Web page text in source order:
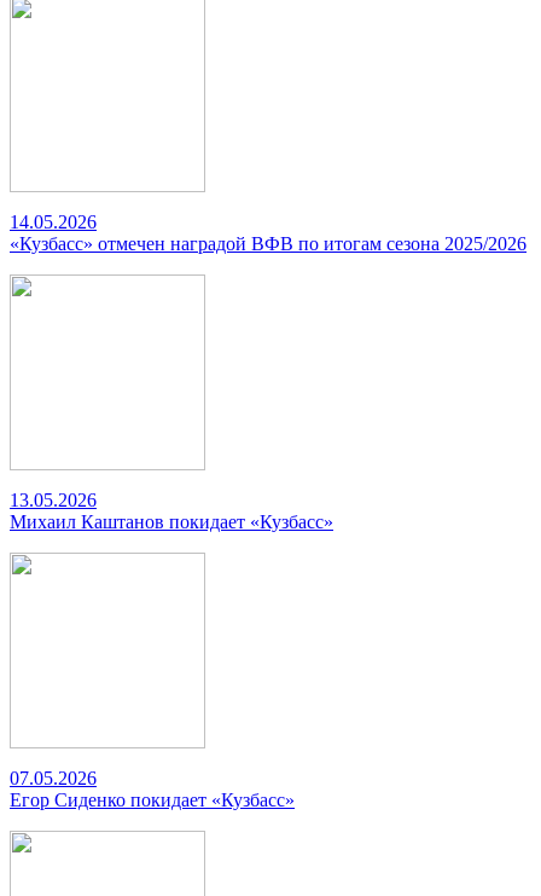
14.05.2026
«Кузбасс» отмечен наградой ВФВ по итогам сезона 2025/2026
13.05.2026
Михаил Каштанов покидает «Кузбасс»
07.05.2026
Егор Сиденко покидает «Кузбасс»